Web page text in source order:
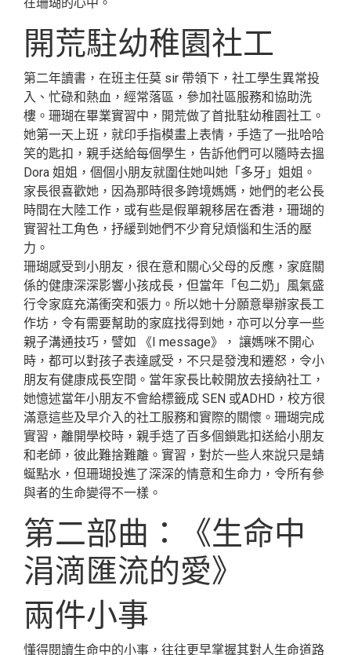
開荒駐幼稚園社工
第二年讀書，在班主任莫 sir 帶領下，社工學生異常投
入、忙碌和熱血，經常落區，參加社區服務和協助洗
樓。珊瑚在畢業實習中，開荒做了首批駐幼稚園社工。
她第一天上班，就印手指模畫上表情，手造了一批哈哈
笑的匙扣，親手送給每個學生，告訴他們可以隨時去搵
Dora 姐姐，個個小朋友就圍住她叫她「多牙」姐姐。
家長很喜歡她，因為那時很多跨境媽媽，她們的老公長
時間在大陸工作，或有些是假單親移居在香港，珊瑚的
實習社工角色，抒緩到她們不少育兒煩惱和生活的壓
力。
珊瑚感受到小朋友，很在意和關心父母的反應，家庭關
係的健康深深影響小孩成長，但當年「包二奶」風氣盛
行令家庭充滿衝突和張力。所以她十分願意舉辦家長工
作坊，令有需要幫助的家庭找得到她，亦可以分享一些
親子溝通技巧，譬如 《I message》， 讓媽咪不開心
時，都可以對孩子表達感受，不只是發洩和遷怒，令小
朋友有健康成長空間。當年家長比較開放去接納社工，
她憶述當年小朋友不會給標籤成 SEN 或ADHD，校方很
滿意這些及早介入的社工服務和實際的關懷。珊瑚完成
實習，離開學校時，親手造了百多個鎖匙扣送給小朋友
和老師，彼此難捨難離。實習，對於一些人來說只是蜻
蜒點水，但珊瑚投進了深深的情意和生命力，令所有參
與者的生命變得不一樣。
第二部曲：《生命中
涓滴匯流的愛》
兩件小事
懂得閱讀生命中的小事，往往更早掌握其對人生命道路